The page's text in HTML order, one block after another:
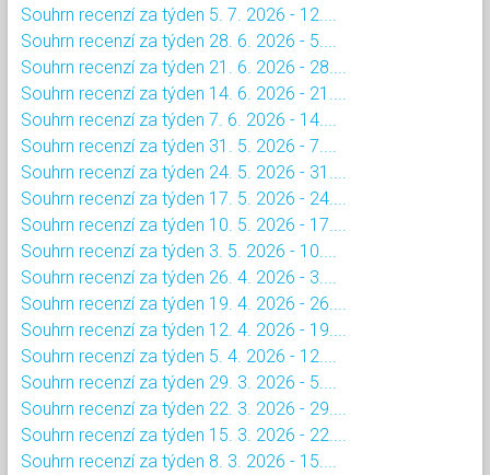
Souhrn recenzí za týden 5. 7. 2026 - 12....
Souhrn recenzí za týden 28. 6. 2026 - 5....
Souhrn recenzí za týden 21. 6. 2026 - 28....
Souhrn recenzí za týden 14. 6. 2026 - 21....
Souhrn recenzí za týden 7. 6. 2026 - 14....
Souhrn recenzí za týden 31. 5. 2026 - 7....
Souhrn recenzí za týden 24. 5. 2026 - 31....
Souhrn recenzí za týden 17. 5. 2026 - 24....
Souhrn recenzí za týden 10. 5. 2026 - 17....
Souhrn recenzí za týden 3. 5. 2026 - 10....
Souhrn recenzí za týden 26. 4. 2026 - 3....
Souhrn recenzí za týden 19. 4. 2026 - 26....
Souhrn recenzí za týden 12. 4. 2026 - 19....
Souhrn recenzí za týden 5. 4. 2026 - 12....
Souhrn recenzí za týden 29. 3. 2026 - 5....
Souhrn recenzí za týden 22. 3. 2026 - 29....
Souhrn recenzí za týden 15. 3. 2026 - 22....
Souhrn recenzí za týden 8. 3. 2026 - 15....